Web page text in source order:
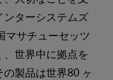
ンターシステムズ
マサチューセッツ
世界中に拠点を
製品は世界80 ヶ